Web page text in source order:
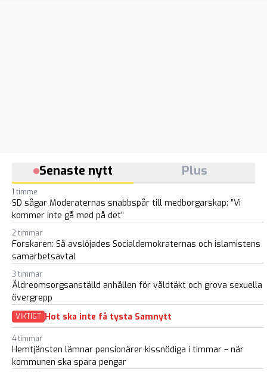
Senaste nytt Plus
1 timme
SD sågar Moderaternas snabbspår till medborgarskap: ”Vi
kommer inte gå med på det”
2 timmar
Forskaren: Så avslöjades Socialdemokraternas och islamistens
samarbetsavtal
3 timmar
Äldreomsorgsanställd anhållen för våldtäkt och grova sexuella
övergrepp
VIKTIGT Hot ska inte få tysta Samnytt
4 timmar
Hemtjänsten lämnar pensionärer kissnödiga i timmar – när
kommunen ska spara pengar